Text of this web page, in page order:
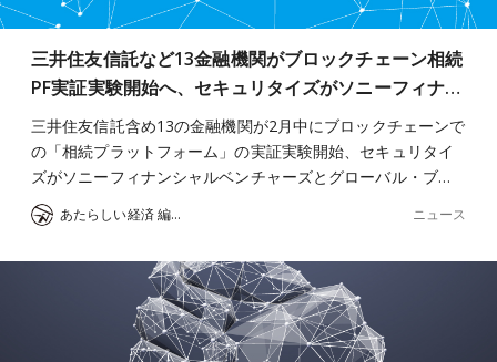
三井住友信託など13金融機関がブロックチェーン相続
PF実証実験開始へ、セキュリタイズがソニーフィナ…
三井住友信託含め13の金融機関が2月中にブロックチェーンで
の「相続プラットフォーム」の実証実験開始、セキュリタイ
ズがソニーフィナンシャルベンチャーズとグローバル・ブ…
あたらしい経済 編集部 ニュース